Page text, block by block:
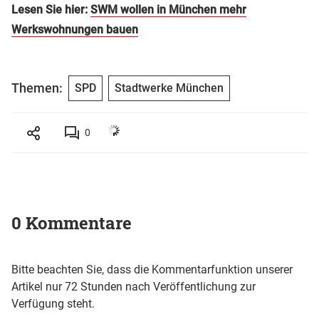
Lesen Sie hier: SWM wollen in München mehr
Werkswohnungen bauen
Themen: SPD Stadtwerke München
0
0 Kommentare
Bitte beachten Sie, dass die Kommentarfunktion unserer
Artikel nur 72 Stunden nach Veröffentlichung zur
Verfügung steht.